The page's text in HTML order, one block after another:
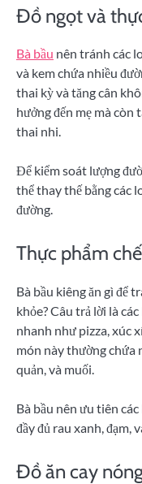
Đồ ngọt và
Bà bầu nên tránh các
và kem chứa nhiều
thai kỳ và tăng cân
hưởng đến mẹ mà còn
thai nhi.
Để kiểm soát lượng
thể thay thế bằng các
đường.
Thực phẩm
Bà bầu kiêng ăn gì để
khỏe? Câu trả lời là
nhanh như pizza, xúc
món này thường chứa
quản, và muối.
Bà bầu nên ưu tiên
đầy đủ rau xanh, đạm,
Đồ ăn cay